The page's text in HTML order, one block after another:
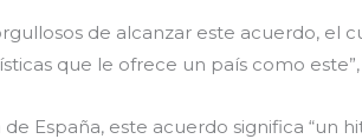
de alcanzar este acuerdo, el
que le ofrece un país como
España, este acuerdo significa “un